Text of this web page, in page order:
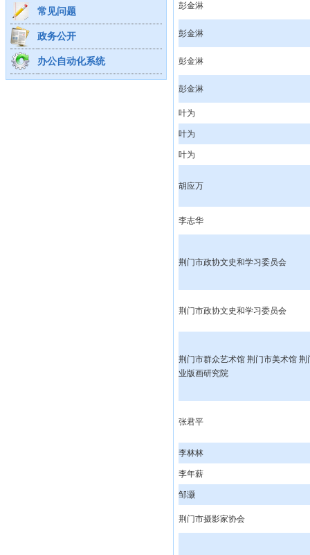
常见问题
政务公开
办公自动化系统
彭金淋
彭金淋
彭金淋
彭金淋
叶为
叶为
叶为
胡应万
李志华
荆门市政协文史和学习委员会
荆门市政协文史和学习委员会
荆门市群众艺术馆 荆门市美术馆 荆
业版画研究院
张君平
李林林
李年薪
邹灏
荆门市摄影家协会